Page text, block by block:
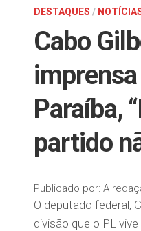
DESTAQUES /
Cabo
Paraíba,
partido
Publicado por: A
O deputado federal,
divisão que o PL